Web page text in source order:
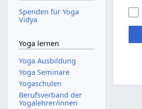
Spenden für Yoga
Vidya
Yoga lernen
Yoga Ausbildung
Yoga Seminare
Yogaschulen
Berufsverband der
Yogalehrer/innen